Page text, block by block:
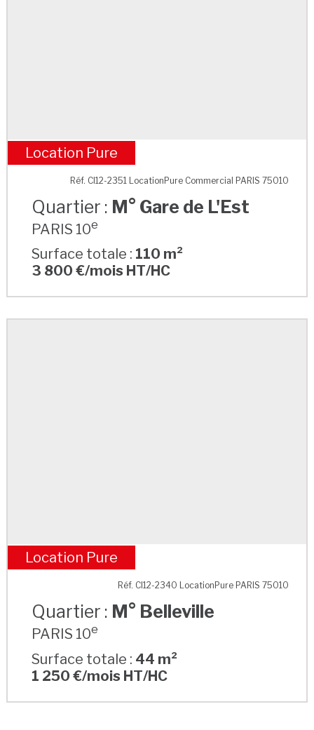
M° Gare de L'Est
Location Pure
Réf. CI12-2351 LocationPure Commercial PARIS 75010
Quartier : M° Gare de L'Est
PARIS 10e
Surface totale : 110 m²
3 800 €/mois HT/HC
M° Belleville
Location Pure
Réf. CI12-2340 LocationPure PARIS 75010
Quartier : M° Belleville
PARIS 10e
Surface totale : 44 m²
1 250 €/mois HT/HC